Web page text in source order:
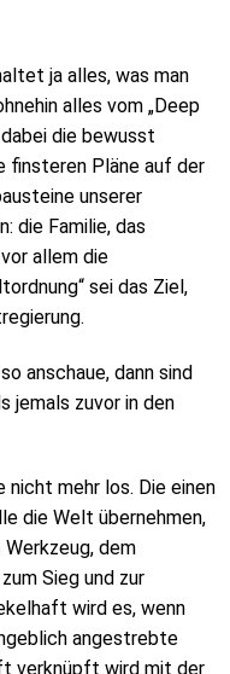
ja alles, was man
alles vom „Deep
die bewusst
finsteren Pläne auf der
unserer
die Familie, das
allem die
sei das Ziel,
anschaue, dann sind
jemals zuvor in den
nicht mehr los. Die einen
die Welt übernehmen,
Werkzeug, dem
Sieg und zur
wird es, wenn
angestrebte
verknüpft wird mit der